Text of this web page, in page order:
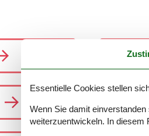
Essentielle Cookies stellen
Wenn Sie damit
weiterzuentwickeln. In diesem